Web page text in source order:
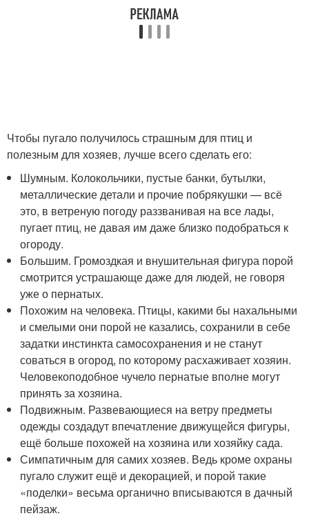
Чтобы пугало получилось страшным для птиц и
полезным для хозяев, лучше всего сделать его:
Шумным. Колокольчики, пустые банки, бутылки,
металлические детали и прочие побрякушки — всё
это, в ветреную погоду раззванивая на все лады,
пугает птиц, не давая им даже близко подобраться к
огороду.
Большим. Громоздкая и внушительная фигура порой
смотрится устрашающе даже для людей, не говоря
уже о пернатых.
Похожим на человека. Птицы, какими бы нахальными
и смелыми они порой не казались, сохранили в себе
задатки инстинкта самосохранения и не станут
соваться в огород, по которому расхаживает хозяин.
Человекоподобное чучело пернатые вполне могут
принять за хозяина.
Подвижным. Развевающиеся на ветру предметы
одежды создадут впечатление движущейся фигуры,
ещё больше похожей на хозяина или хозяйку сада.
Симпатичным для самих хозяев. Ведь кроме охраны
пугало служит ещё и декорацией, и порой такие
«поделки» весьма органично вписываются в дачный
пейзаж.